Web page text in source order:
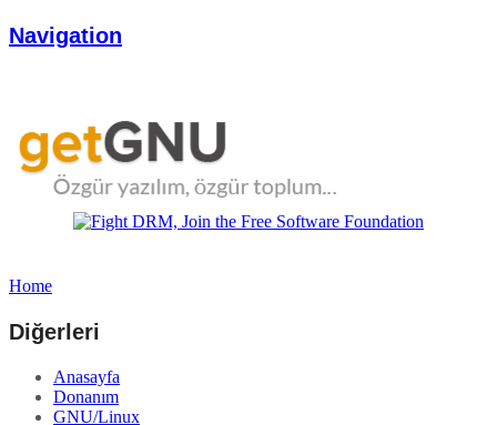
Navigation
Home
Diğerleri
Anasayfa
Donanım
GNU/Linux